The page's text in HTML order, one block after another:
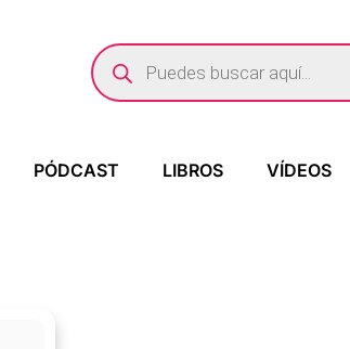
PÓDCAST LIBROS VÍDEOS